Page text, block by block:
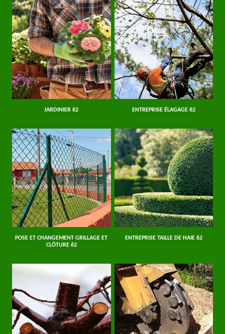
JARDINIER 62 ENTREPRISE ÉLAGAGE 62
POSE ET CHANGEMENT GRILLAGE ET
CLÔTURE 62
ENTREPRISE TAILLE DE HAIE 62